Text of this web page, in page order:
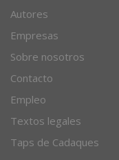
Autores
Empresas
Sobre nosotros
Contacto
Empleo
Textos legales
Taps de Cadaques